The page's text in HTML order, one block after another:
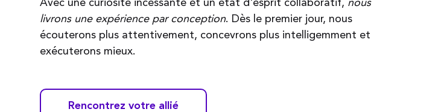
livrons une expérience par conception. Dès le premier jour, nous
écouterons plus attentivement, concevrons plus intelligemment et
exécuterons mieux.
Rencontrez votre allié